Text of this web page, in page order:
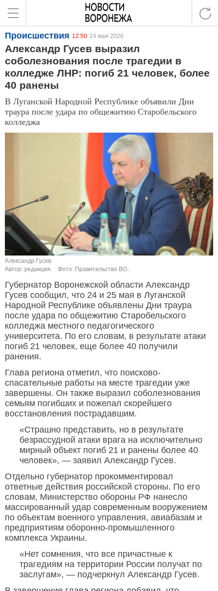
Происшествия 12:50 24 мая 2026
Александр Гусев выразил
соболезнования после трагедии в
колледже ЛНР: погиб 21 человек, более
40 ранены
В Луганской Народной Республике объявили Дни
траура после удара по общежитию Старобельского
колледжа
Александр Гусев.
Автор: редакция.
Фото: Правительство ВО..
Губернатор Воронежской области Александр
Гусев сообщил, что 24 и 25 мая в Луганской
Народной Республике объявлены Дни траура
после удара по общежитию Старобельского
колледжа местного педагогического
университета. По его словам, в результате атаки
погиб 21 человек, еще более 40 получили
ранения.
Глава региона отметил, что поисково-
спасательные работы на месте трагедии уже
завершены. Он также выразил соболезнования
семьям погибших и пожелал скорейшего
восстановления пострадавшим.
«Страшно представить, но в результате
безрассудной атаки врага на исключительно
мирный объект погиб 21 и ранены более 40
человек», — заявил Александр Гусев.
Отдельно губернатор прокомментировал
ответные действия российской стороны. По его
словам, Министерство обороны РФ нанесло
массированный удар современным вооружением
по объектам военного управления, авиабазам и
предприятиям оборонно-промышленного
комплекса Украины.
«Нет сомнения, что все причастные к
трагедиям на территории России получат по
заслугам», — подчеркнул Александр Гусев.